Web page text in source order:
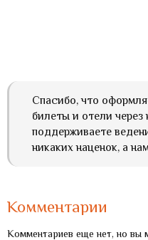
Спасибо, что
билеты и отели
поддерживаете
никаких наценок, а
Комментарии
Комментариев еще нет, но вы